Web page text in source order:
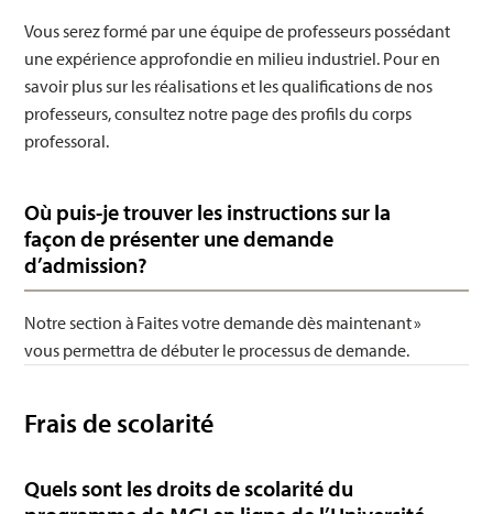
Vous serez formé par une équipe de professeurs possédant
une expérience approfondie en milieu industriel. Pour en
savoir plus sur les réalisations et les qualifications de nos
professeurs, consultez notre page des profils du corps
professoral.
Où puis-je trouver les instructions sur la
façon de présenter une demande
d’admission?
Notre section à Faites votre demande dès maintenant »
vous permettra de débuter le processus de demande.
Frais de scolarité
Quels sont les droits de scolarité du